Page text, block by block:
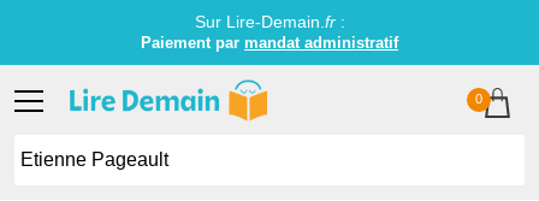
Sur Lire-Demain. fr:
Paiement par mandat administratif
0